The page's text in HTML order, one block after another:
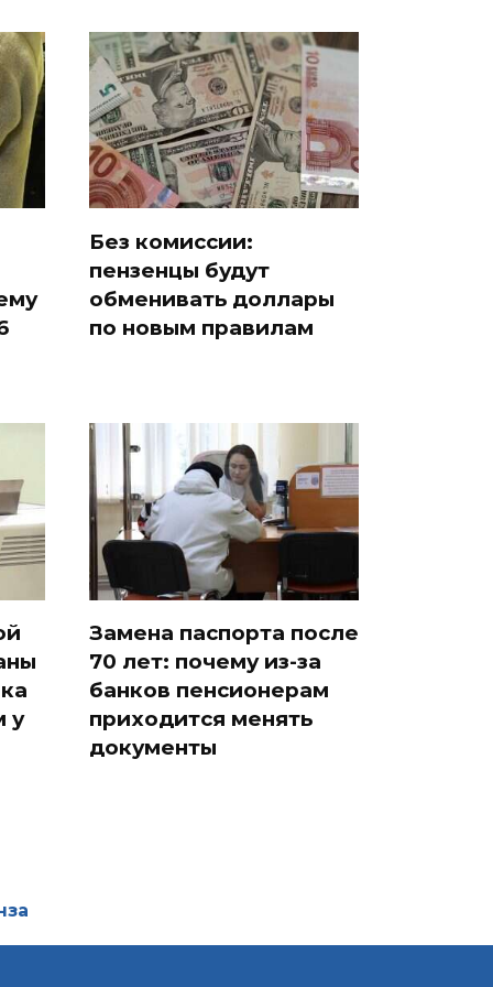
Без комиссии:
пензенцы будут
обменивать доллары
по новым правилам
у
Замена паспорта после
70 лет: почему из-за
банков пенсионерам
приходится менять
документы